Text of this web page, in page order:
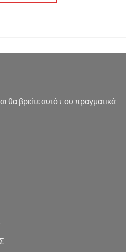
θα βρείτε αυτό που πραγματικά